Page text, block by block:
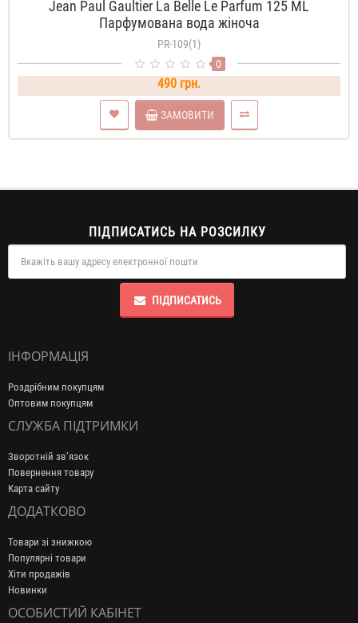
Jean Paul Gaultier La Belle Le Parfum 125 ML
Парфумована вода жіноча
PR-109(1)
0
490 грн.
ЗАМОВИТИ
ПІДПИСАТИСЬ НА РОЗСИЛКУ
ПІДПИСАТИСЬ
ІНФОРМАЦІЯ
Роздрібним покупцям
Оптовим покупцям
СЛУЖБА ПІДТРИМКИ
Зворотній зв’язок
Повернення товару
Карта сайту
ДОДАТКОВО
Товари зі знижкою
Популярні товари
Хіти продажів
Новинки
ОСОБИСТИЙ КАБІНЕТ